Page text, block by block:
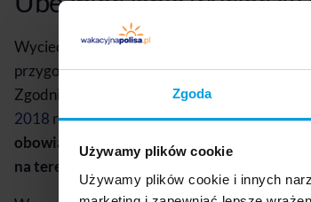
Zgoda
Używamy plików cookie
Używamy plików cookie i innych
Wycieczka szkolna dla organizatorów nie
przygotowania atrakcji dla uczniów. To
Zgodnie z polskim prawem (Rozporządzenie
2018 r.), szkoła musi zadbać o
obowiązku wykupywania dodatkowej
na terenie Polski